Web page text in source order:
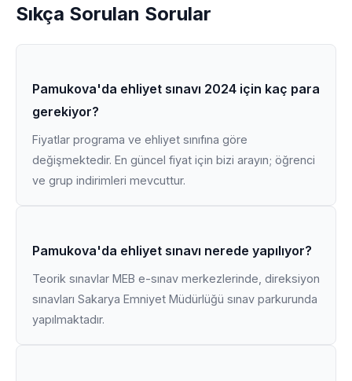
Sıkça Sorulan Sorular
Pamukova'da ehliyet sınavı 2024 için kaç para
gerekiyor?
Fiyatlar programa ve ehliyet sınıfına göre
değişmektedir. En güncel fiyat için bizi arayın; öğrenci
ve grup indirimleri mevcuttur.
Pamukova'da ehliyet sınavı nerede yapılıyor?
Teorik sınavlar MEB e-sınav merkezlerinde, direksiyon
sınavları Sakarya Emniyet Müdürlüğü sınav parkurunda
yapılmaktadır.